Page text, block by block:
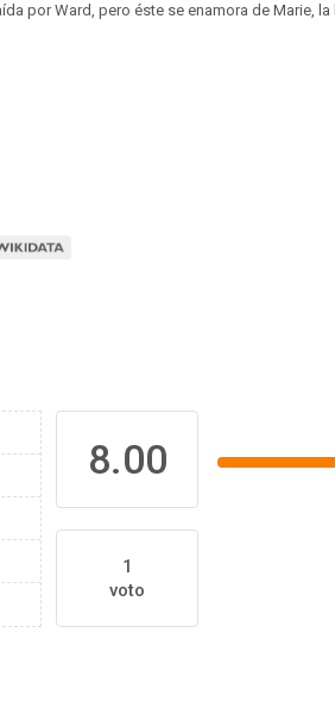
por Ward, pero éste se enamora de Marie, la
8.00
1
voto